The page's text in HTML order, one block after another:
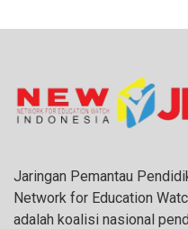
Jaringan Pemantau
Network for Education
adalah koalisi nasional